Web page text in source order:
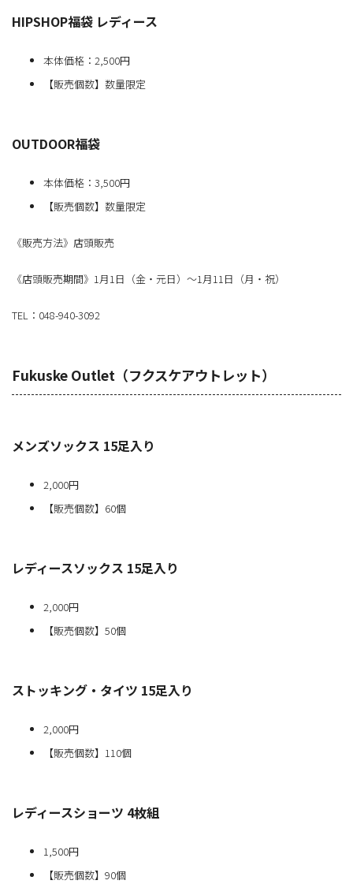
HIPSHOP福袋 レディース
本体価格：2,500円
【販売個数】数量限定
OUTDOOR福袋
本体価格：3,500円
【販売個数】数量限定
《販売方法》店頭販売
《店頭販売期間》1月1日（金・元日）～1月11日（月・祝）
TEL：048-940-3092
Fukuske Outlet（フクスケアウトレット）
メンズソックス 15足入り
2,000円
【販売個数】60個
レディースソックス 15足入り
2,000円
【販売個数】50個
ストッキング・タイツ 15足入り
2,000円
【販売個数】110個
レディースショーツ 4枚組
1,500円
【販売個数】90個